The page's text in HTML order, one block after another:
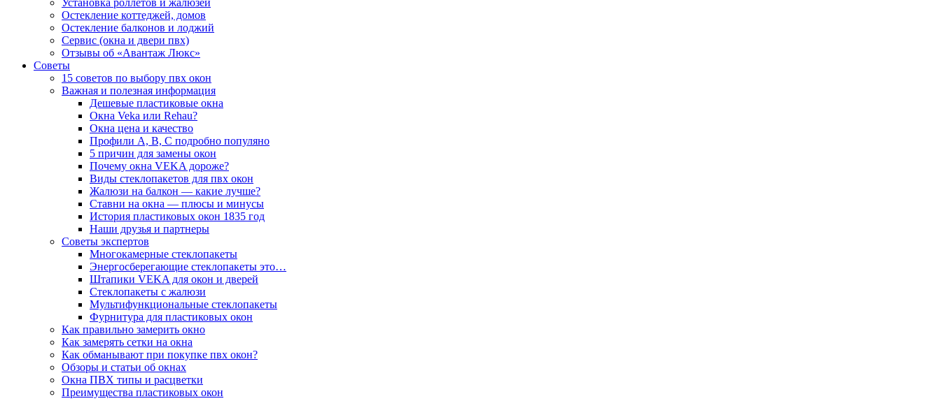
Остекление коттеджей, домов
Остекление балконов и лоджий
Сервис (окна и двери пвх)
Отзывы об «Авантаж Люкс»
Советы
15 советов по выбору пвх окон
Важная и полезная информация
Дешевые пластиковые окна
Окна Veka или Rehau?
Окна цена и качество
Профили А, В, С подробно популяно
5 причин для замены окон
Почему окна VEKA дороже?
Виды стеклопакетов для пвх окон
Жалюзи на балкон — какие лучше?
Ставни на окна — плюсы и минусы
История пластиковых окон 1835 год
Наши друзья и партнеры
Советы экспертов
Многокамерные стеклопакеты
Энергосберегающие стеклопакеты это…
Штапики VEKA для окон и дверей
Стеклопакеты с жалюзи
Мультифункциональные стеклопакеты
Фурнитура для пластиковых окон
Как правильно замерить окно
Как замерять сетки на окна
Как обманывают при покупке пвх окон?
Обзоры и статьи об окнах
Окна ПВХ типы и расцветки
Преимущества пластиковых окон